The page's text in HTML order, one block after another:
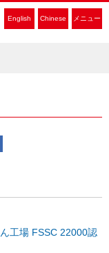
English Chinese メニュー
工場 FSSC 22000認